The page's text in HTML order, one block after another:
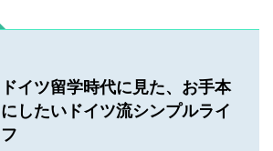
ドイツ留学時代に見た、お手本
にしたいドイツ流シンプルライ
フ